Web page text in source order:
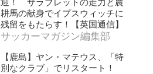
迎！ サラブレットの走力と農
耕馬の献身でイプスウィッチに
残留をもたらす！【英国通信】
サッカーマガジン編集部
【鹿島】ヤン・マテウス、「特
別なクラブ」でリスタート！